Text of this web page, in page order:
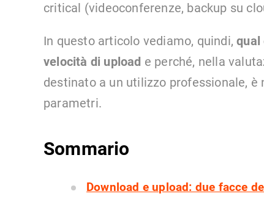
critical (videoconferenze, backup su
In questo articolo vediamo, quindi,qual
velocità di upload e perché, nella
destinato a un utilizzo professionale,
parametri.
Sommario
Download e upload: due facce